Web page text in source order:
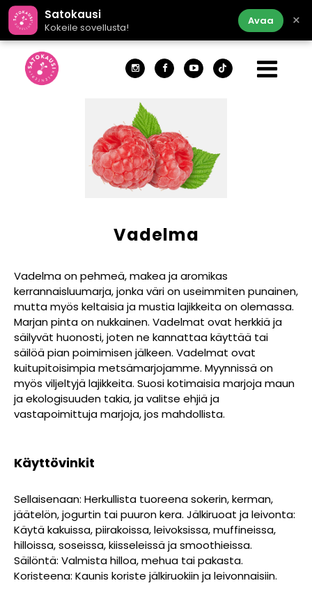
Satokausi
Kokeile sovellusta!
Avaa ×
Vadelma
Vadelma on pehmeä, makea ja aromikas
kerrannaisluumarja, jonka väri on useimmiten punainen,
mutta myös keltaisia ja mustia lajikkeita on olemassa.
Marjan pinta on nukkainen. Vadelmat ovat herkkiä ja
säilyvät huonosti, joten ne kannattaa käyttää tai
säilöä pian poimimisen jälkeen. Vadelmat ovat
kuitupitoisimpia metsämarjojamme. Myynnissä on
myös viljeltyjä lajikkeita. Suosi kotimaisia marjoja maun
ja ekologisuuden takia, ja valitse ehjiä ja
vastapoimittuja marjoja, jos mahdollista.
Käyttövinkit
Sellaisenaan: Herkullista tuoreena sokerin, kerman,
jäätelön, jogurtin tai puuron kera. Jälkiruoat ja leivonta:
Käytä kakuissa, piirakoissa, leivoksissa, muffineissa,
hilloissa, soseissa, kiisseleissä ja smoothieissa.
Säilöntä: Valmista hilloa, mehua tai pakasta.
Koristeena: Kaunis koriste jälkiruokiin ja leivonnaisiin.